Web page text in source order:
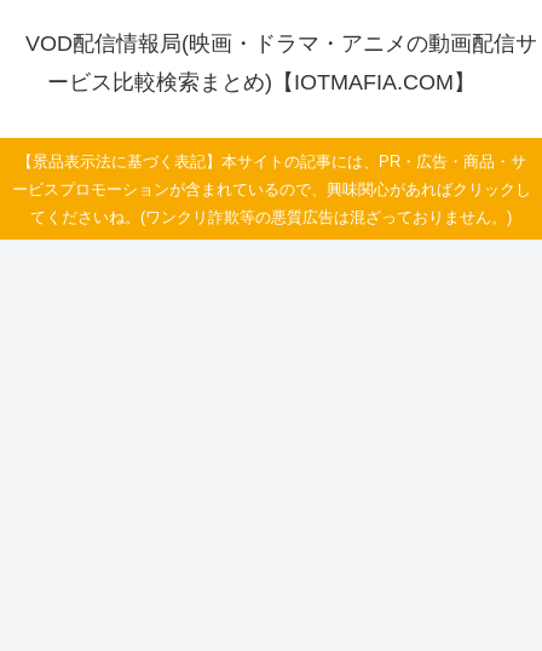
VOD配信情報局(映画・ドラマ・アニメの動画配信サ
ービス比較検索まとめ)【IOTMAFIA.COM】
【景品表示法に基づく表記】本サイトの記事には、PR・広告・商品・サ
ービスプロモーションが含まれているので、興味関心があればクリックし
てくださいね。(ワンクリ詐欺等の悪質広告は混ざっておりません。)